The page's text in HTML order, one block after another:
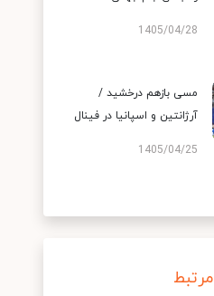
1405/04/28
مسی بازهم درخشید /
آرژانتین و اسپانیا در فینال
1405/04/25
مرتبط